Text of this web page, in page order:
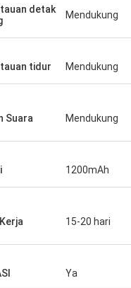
detak
Mendukung
tidur Mendukung
Suara Mendukung
1200mAh
15-20 hari
Ya